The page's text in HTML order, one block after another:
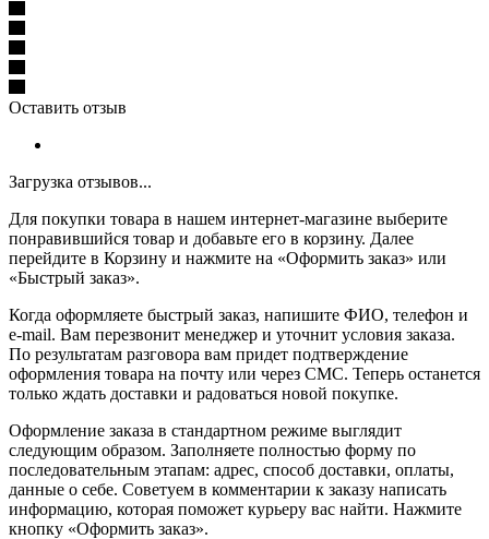
Оставить отзыв
Загрузка отзывов...
Для покупки товара в нашем интернет-магазине выберите
понравившийся товар и добавьте его в корзину. Далее
перейдите в Корзину и нажмите на «Оформить заказ» или
«Быстрый заказ».
Когда оформляете быстрый заказ, напишите ФИО, телефон и
e-mail. Вам перезвонит менеджер и уточнит условия заказа.
По результатам разговора вам придет подтверждение
оформления товара на почту или через СМС. Теперь останется
только ждать доставки и радоваться новой покупке.
Оформление заказа в стандартном режиме выглядит
следующим образом. Заполняете полностью форму по
последовательным этапам: адрес, способ доставки, оплаты,
данные о себе. Советуем в комментарии к заказу написать
информацию, которая поможет курьеру вас найти. Нажмите
кнопку «Оформить заказ».